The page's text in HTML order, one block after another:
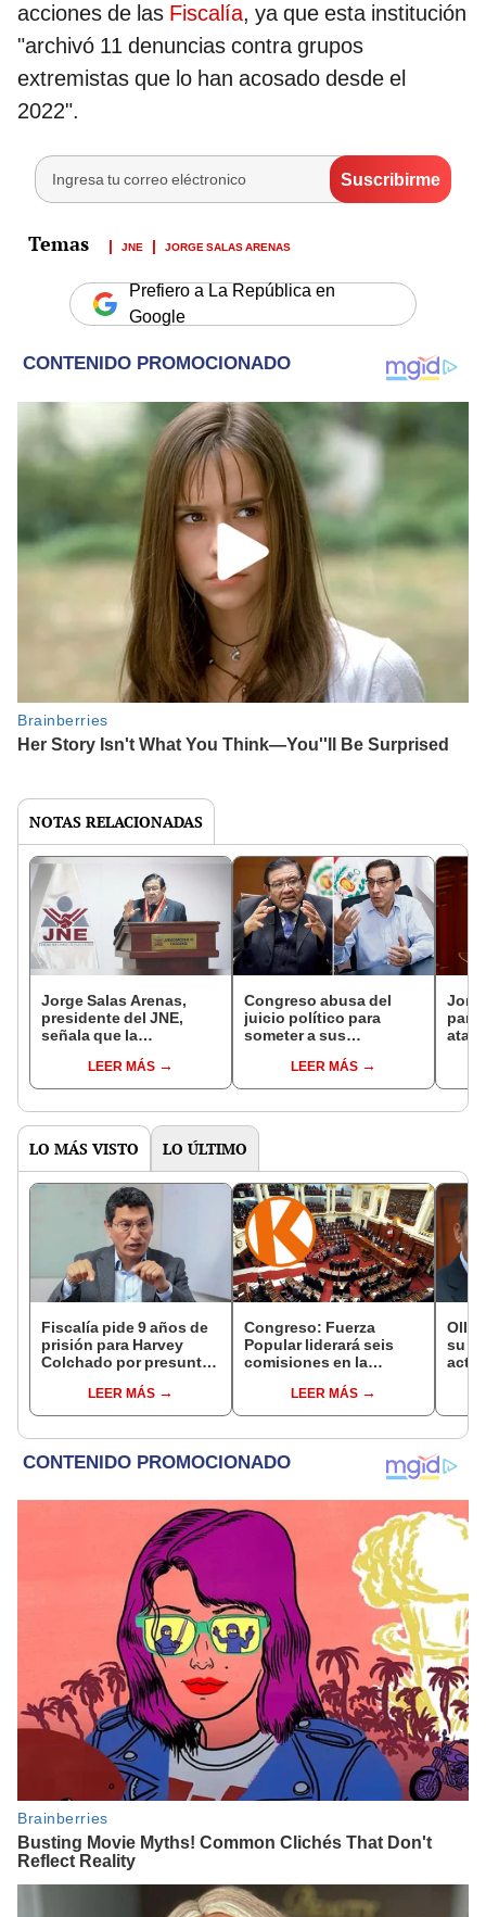
acciones de las Fiscalía, ya que esta institución
"archivó 11 denuncias contra grupos
extremistas que lo han acosado desde el
2022".
JNE JORGE SALAS ARENAS
Prefiero a La República en
Google
NOTAS RELACIONADAS
Jorge Salas Arenas,
presidente del JNE,
señala que la
peligroLEER MÁS
Congreso abusa del
juicio político para
someter a sus
LEER MÁS
LO MÁS VISTO LO ÚLTIMO
Fiscalía pide 9 años de
prisión para Harvey
Colchado por presunta
incompatible y falsedad
ideológica
LEER MÁS
Congreso: Fuerza
Popular liderará seis
comisiones en la
LEER MÁS
su